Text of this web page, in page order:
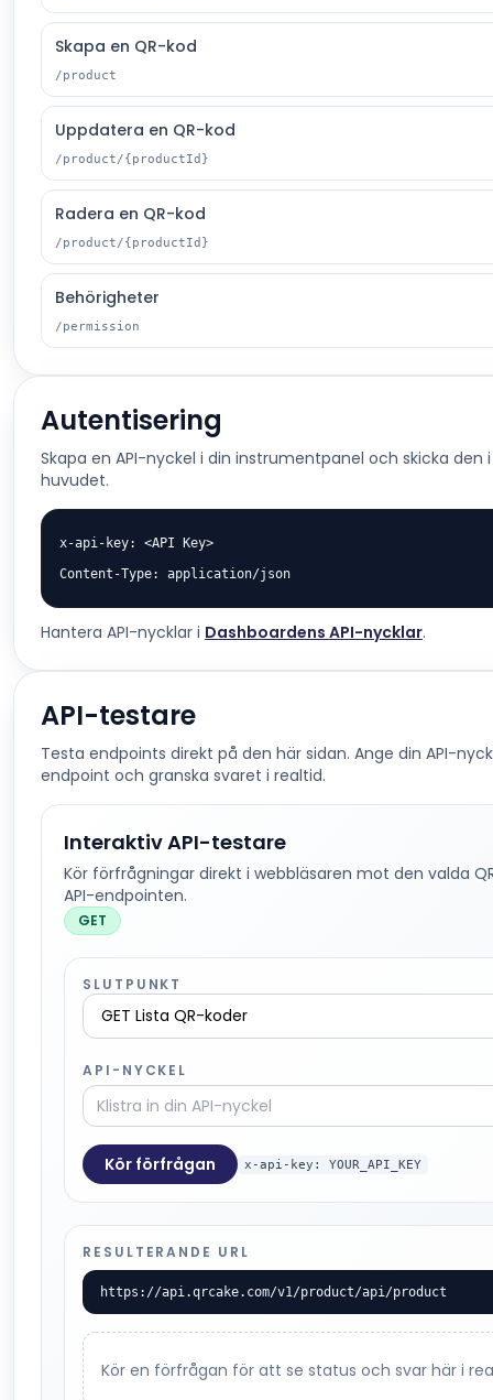
Skapa en QR-kod
/product
Uppdatera en QR-kod
/product/{productId}
Radera en QR-kod
/product/{productId}
Behörigheter
/permission
Autentisering
Skapa en API-nyckel i din instrumentpanel och skicka
huvudet.
x-api-key: <API Key>
Content-Type: application/json
Hantera API-nycklar i Dashboardens API-nycklar.
API-testare
Testa endpoints direkt på den här sidan. Ange din API-
endpoint och granska svaret i realtid.
Interaktiv API-testare
Kör förfrågningar direkt i webbläsaren mot den valda
API-endpointen.
GET
SLUTPUNKT
API-NYCKEL
Kör förfrågan x-api-key: YOUR_API_KEY
RESULTERANDE URL
https://api.qrcake.com/v1/product/api/product
Kör en förfrågan för att se status och svar här i